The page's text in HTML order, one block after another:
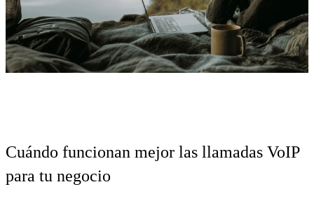
Cuándo funcionan mejor las llamadas VoIP
para tu negocio